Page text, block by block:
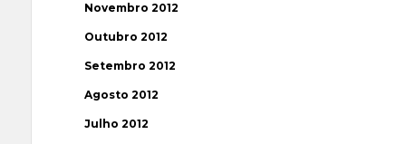
Novembro 2012
Outubro 2012
Setembro 2012
Agosto 2012
Julho 2012